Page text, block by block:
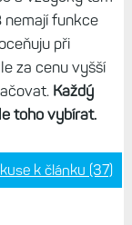
nemají funkce
při
za cenu vyšší
Každý
toho vybírat.
k článku (37)